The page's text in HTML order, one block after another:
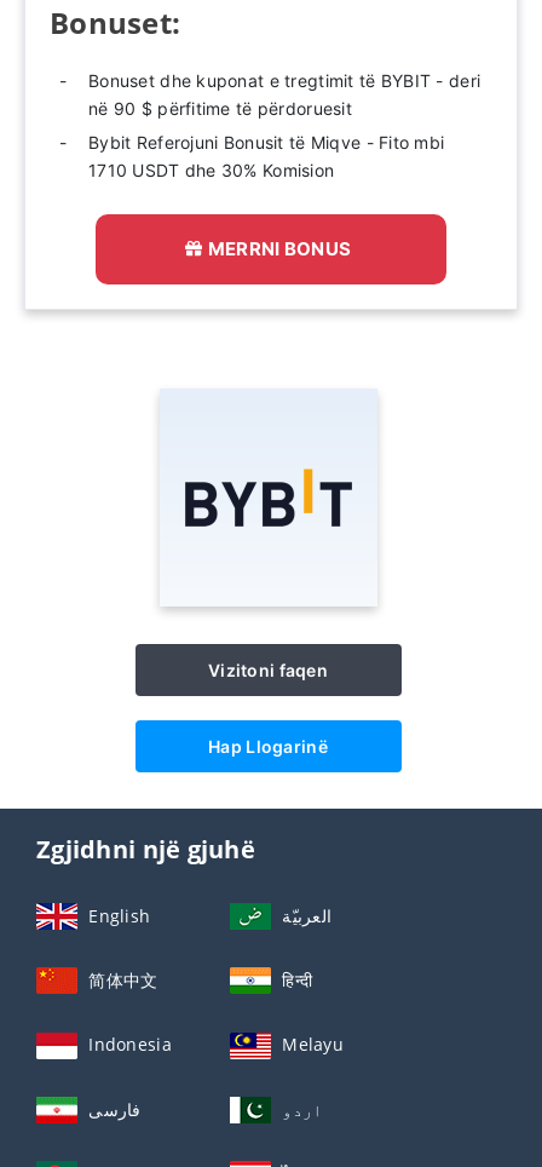
Bonuset:
Bonuset dhe kuponat e tregtimit të BYBIT - deri
në 90 $ përfitime të përdoruesit
Bybit Referojuni Bonusit të Miqve - Fito mbi
1710 USDT dhe 30% Komision
MERRNI BONUS
Vizitoni faqen
Hap Llogarinë
Zgjidhni një gjuhë
English العربيّة
简体中文 हिन्दी
Indonesia Melayu
فارسی اردو